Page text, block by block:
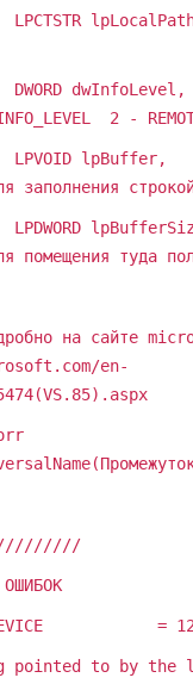
lpLocalPath,
2 -
lpBuffer,
заполнения
помещения туда
на сайте
en-
=
to by the